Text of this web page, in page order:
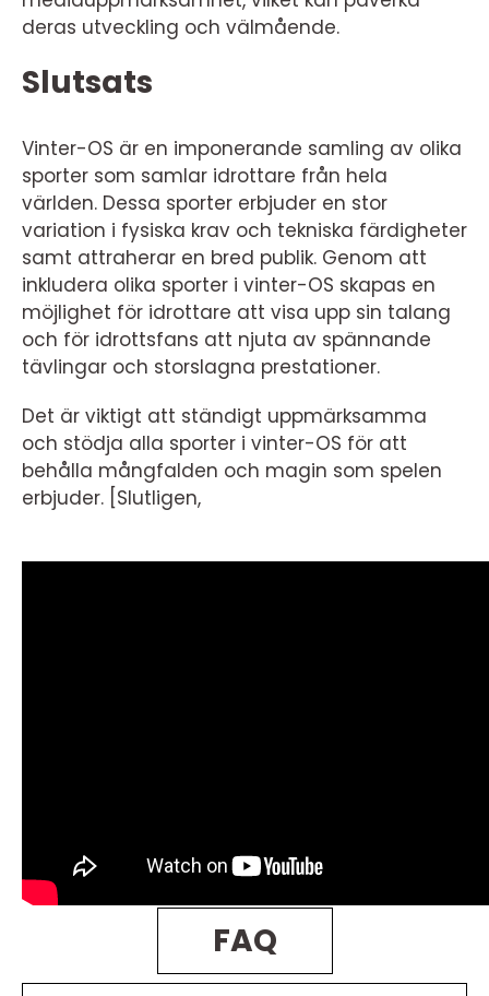
deras utveckling och välmående.
Slutsats
Vinter-OS är en imponerande samling av olika
sporter som samlar idrottare från hela
världen. Dessa sporter erbjuder en stor
variation i fysiska krav och tekniska färdigheter
samt attraherar en bred publik. Genom att
inkludera olika sporter i vinter-OS skapas en
möjlighet för idrottare att visa upp sin talang
och för idrottsfans att njuta av spännande
tävlingar och storslagna prestationer.
Det är viktigt att ständigt uppmärksamma
och stödja alla sporter i vinter-OS för att
behålla mångfalden och magin som spelen
erbjuder. [Slutligen,
FAQ